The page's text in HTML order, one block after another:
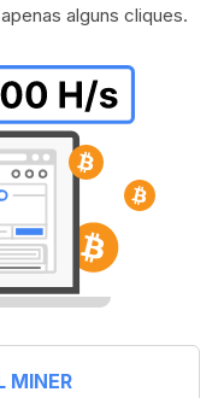
alguns cliques.
MINER